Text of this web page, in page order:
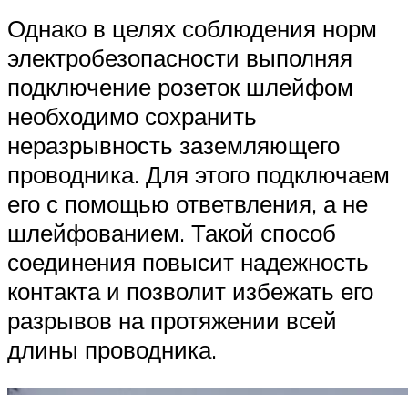
Однако в целях соблюдения норм
электробезопасности выполняя
подключение розеток шлейфом
необходимо сохранить
неразрывность заземляющего
проводника. Для этого подключаем
его с помощью ответвления, а не
шлейфованием. Такой способ
соединения повысит надежность
контакта и позволит избежать его
разрывов на протяжении всей
длины проводника.